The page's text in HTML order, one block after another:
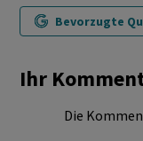
Bevorzugte
Ihr
Die